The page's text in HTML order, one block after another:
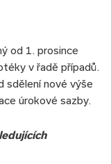
od 1. prosince
v řadě případů.
sdělení nové výše
úrokové sazby.